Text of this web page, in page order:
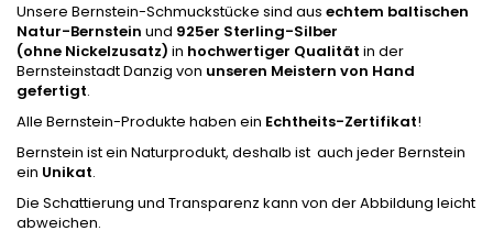
Unsere Bernstein-Schmuckstücke sind aus echtem baltischen
Natur-Bernstein und 925er Sterling-Silber
(ohne Nickelzusatz) in hochwertiger Qualität in der
Bernsteinstadt Danzig von unseren Meistern von Hand
gefertigt.
Alle Bernstein-Produkte haben ein Echtheits-Zertifikat!
Bernstein ist ein Naturprodukt, deshalb ist auch jeder Bernstein
ein Unikat.
Die Schattierung und Transparenz kann von der Abbildung leicht
abweichen.